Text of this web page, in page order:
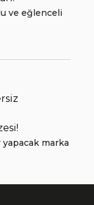
ve eğlenceli
marka